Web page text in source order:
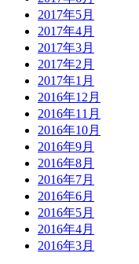
2017年5月
2017年4月
2017年3月
2017年2月
2017年1月
2016年12月
2016年11月
2016年10月
2016年9月
2016年8月
2016年7月
2016年6月
2016年5月
2016年4月
2016年3月